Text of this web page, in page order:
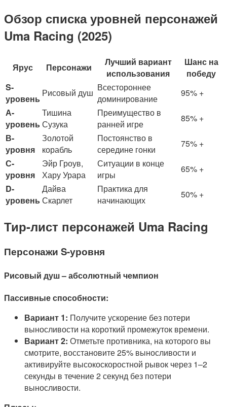
Обзор списка уровней персонажей
Uma Racing (2025)
Ярус Персонажи
Лучший вариант
использования
Шанс на
победу
S-
уровень
Рисовый душ Всестороннее
доминирование
95% +
А-
уровень
Тишина
Сузука
Преимущество в
ранней игре
85% +
В-
уровня
Золотой
корабль
Постоянство в
середине гонки
75% +
С-
уровня
Эйр Гроув,
Хару Урара
Ситуации в конце
игры
65% +
D-
уровень
Дайва
Скарлет
Практика для
начинающих
50% +
Тир-лист персонажей Uma Racing
Персонажи S-уровня
Рисовый душ – абсолютный чемпион
Пассивные способности:
Вариант 1: Получите ускорение без потери
выносливости на короткий промежуток времени.
Вариант 2: Отметьте противника, на которого вы
смотрите, восстановите 25% выносливости и
активируйте высокоскоростной рывок через 1–2
секунды в течение 2 секунд без потери
выносливости.